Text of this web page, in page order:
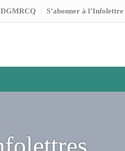
S’abonner à l’Infolettre